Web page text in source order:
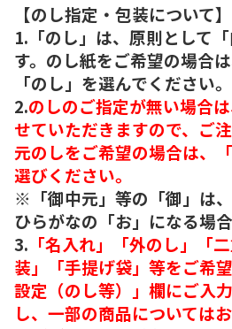
【のし指定・包装について】
1.「のし」は、原則として
す。のし紙をご希望の場合
「のし」を選んでください。
2.のしのご指定が無い場合
せていただきますので、ご
元のしをご希望の場合は、
選びください。
※「御中元」等の「御」は
ひらがなの「お」になる場
3. 「名入れ」「外のし」「
装」「手提げ袋」等をご希
設定（のし等）」欄にご入
し、一部の商品については